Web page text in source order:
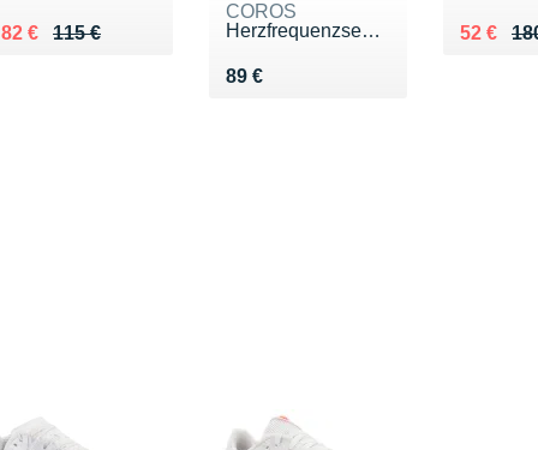
115 €
Au lieu de 115 €
82 €
Vendu 82 €
COROS
Herzfrequenzsensor
89 €
Vendu 89 €
Au lieu
52 €
Vendu